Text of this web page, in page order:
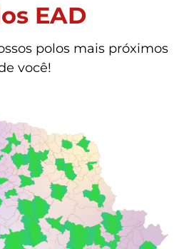
EAD
polos mais próximos
você!